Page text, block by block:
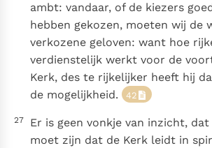
ambt: vandaar, of de kiezers
hebben gekozen, moeten wij de
verkozene geloven: want hoe
verdienstelijk werkt voor de
Kerk, des te rijkelijker heeft hij
de mogelijkheid. 42
27
Er is geen vonkje van inzicht,
moet zijn dat de Kerk leidt in